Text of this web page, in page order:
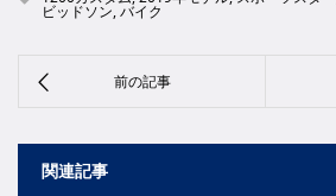
ビッドソン,バイク
関連記事